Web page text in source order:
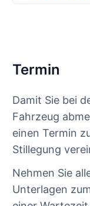
Termin
Damit Sie bei
Fahrzeug
einen Termin
Stillegung
Nehmen Sie
Unterlagen